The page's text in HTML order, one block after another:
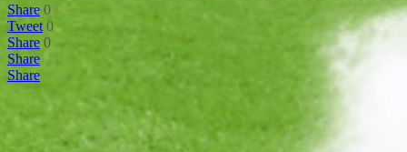
Share 0
Tweet 0
Share 0
Share
Share